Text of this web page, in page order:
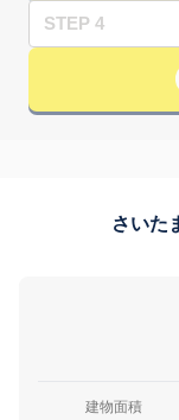
STEP 4
さいた
建物面積